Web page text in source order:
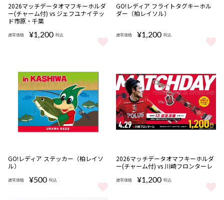
2026マッチデータオマフキーホルダ
ー(チャーム付) vs ジェフユナイテッ
ド市原・千葉
通常価格 ¥1,200 税込
2026マッチデータオマフキーホルダー(チャーム付) vs ジェフユナ
GO!レディア フライトタグキーホル
ダー（柏レイソル）
通常価格 ¥1,200 税込
GO!レディア フライトタグキー
GO!レディア ステッカー（柏レイソ
ル）
通常価格 ¥500 税込
GO!レディア ステッカー（柏レイソル） をもっと見る
2026マッチデータオマフキーホルダ
ー(チャーム付) vs 川崎フロンターレ
通常価格 ¥1,200 税込
2026マッチデータオマフキーホ